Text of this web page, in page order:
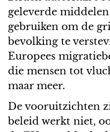
geleverde
gebruiken om de
bevolking te
Europees
die mensen tot
maar meer.
De vooruitzichten
beleid werkt niet,